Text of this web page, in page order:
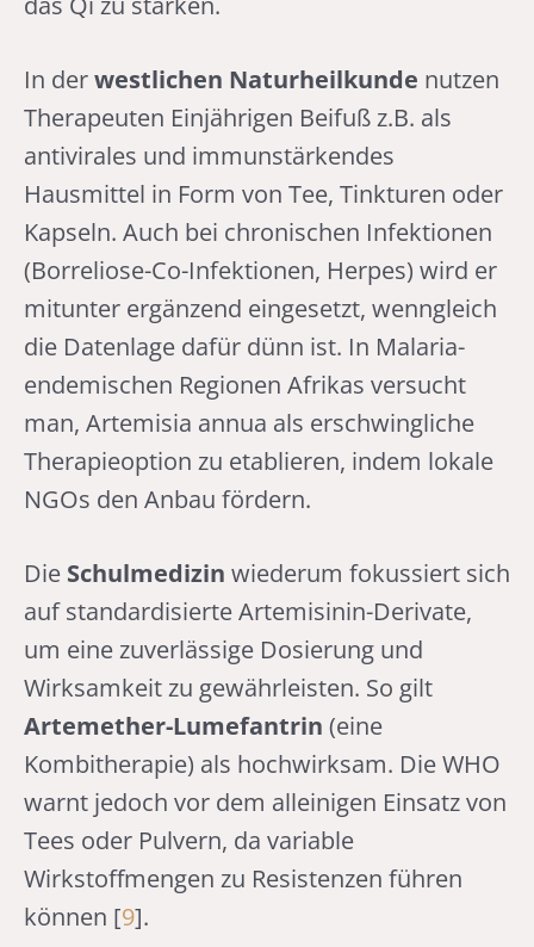
In derwestlichen Naturheilkunde nutzen
Therapeuten Einjährigen Beifuß z.B. als
antivirales und immunstärkendes
Hausmittel in Form von Tee, Tinkturen oder
Kapseln. Auch bei chronischen Infektionen
(Borreliose-Co-Infektionen, Herpes) wird er
mitunter ergänzend eingesetzt, wenngleich
die Datenlage dafür dünn ist. In Malaria-
endemischen Regionen Afrikas versucht
man, Artemisia annua als erschwingliche
Therapieoption zu etablieren, indem lokale
NGOs den Anbau fördern.
Die Schulmedizin wiederum fokussiert sich
auf standardisierte Artemisinin-Derivate,
um eine zuverlässige Dosierung und
Wirksamkeit zu gewährleisten. So gilt
Artemether-Lumefantrin (eine
Kombitherapie) als hochwirksam. Die WHO
warnt jedoch vor dem alleinigen Einsatz von
Tees oder Pulvern, da variable
Wirkstoffmengen zu Resistenzen führen
können [9].